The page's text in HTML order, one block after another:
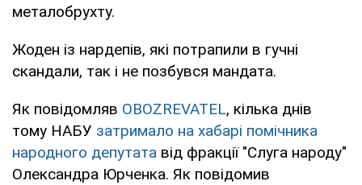
металобрухту.
Жоден із нардепів, які потрапили в гучні
скандали, так і не позбувся мандата.
Як повідомляв OBOZREVATEL, кілька днів
тому НАБУ затримало на хабарі помічника
народного депутата від фракції "Слуга народу"
Олександра Юрченка. Як повідомив